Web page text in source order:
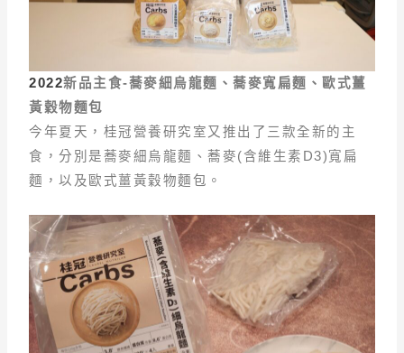
2022新品主食-蕎麥細烏龍麵、蕎麥寬扁麵、歐式薑
黃穀物麵包
今年夏天，桂冠營養研究室又推出了三款全新的主
食，分別是蕎麥細烏龍麵、蕎麥(含維生素D3)寬扁
麵，以及歐式薑黃穀物麵包。